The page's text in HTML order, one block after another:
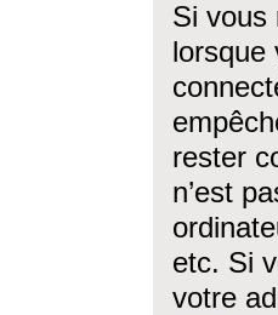
Si vous
lorsque
rester
n’est
etc. Si
votre